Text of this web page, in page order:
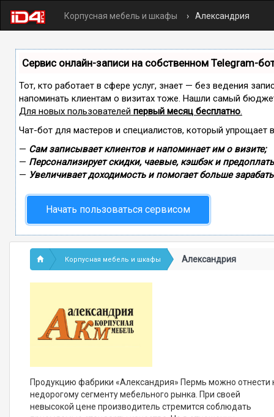
Корпусная мебель и шкафы Александрия
Сервис онлайн-записи на собственном Telegram-
Тот, кто работает в сфере услуг, знает — без ведения
напоминать клиентам о визитах тоже. Нашли самый
Для новых пользователей первый месяц бесплатно.
Чат-бот для мастеров и специалистов, который упрощает
— Сам записывает клиентов и напоминает им о визите;
— Персонализирует скидки, чаевые, кэшбэк и
— Увеличивает доходимость и помогает больше
Начать пользоваться сервисом
Корпусная мебель и шкафы Александрия
Продукцию фабрики «Александрия» Пермь можно отнести
недорогому сегменту мебельного рынка. При своей
невысокой цене производитель стремится соблюдать